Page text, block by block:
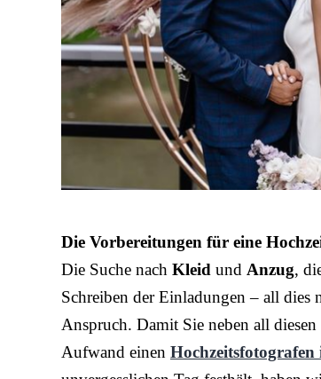
Die Vorbereitungen für eine
Die Suche nach Kleid und Anzug,
Schreiben der Einladungen – all dies
Anspruch. Damit Sie neben all
Aufwand einen Hochzeitsfotografen